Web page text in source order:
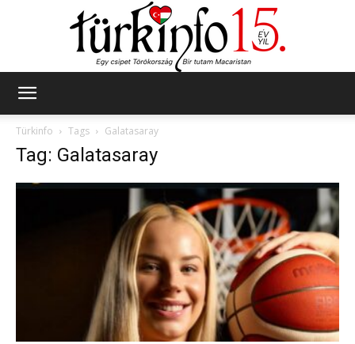
Türkinfo
Tags Galatasaray
Tag: Galatasaray